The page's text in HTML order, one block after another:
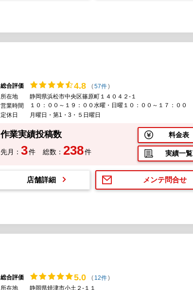
総合評価 4.8 (57件)
所在地
静岡県浜松市中央区篠原町１４０４２-１
営業時間
１０：００～１９：００水曜・日曜１０：００～１７：００
定休日
月曜日・第1・3・５日曜日
作業実績投稿数
先月： 3件 総数： 238件
料金表
実績一覧
メンテ問合せ
店舗詳細
総合評価 5.0 ( 12件)
所在地
静岡県焼津市小土２-１１